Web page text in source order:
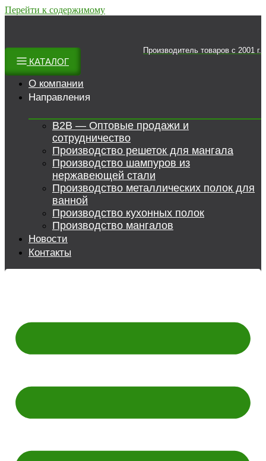
Перейти к содержимому
Производитель товаров c 2001 г.
КАТАЛОГ
О компании
Направления
B2B — Оптовые продажи и
сотрудничество
Производство решеток для мангала
Производство шампуров из
нержавеющей стали
Производство металлических полок для
ванной
Производство кухонных полок
Производство мангалов
Новости
Контакты